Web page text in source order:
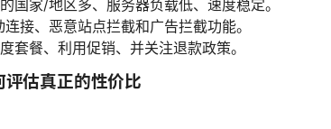
国家/地区多、服务器负载低、速度稳定。
接、恶意站点拦截和广告拦截功能。
套餐、利用促销、并关注退款政策。
估真正的性价比